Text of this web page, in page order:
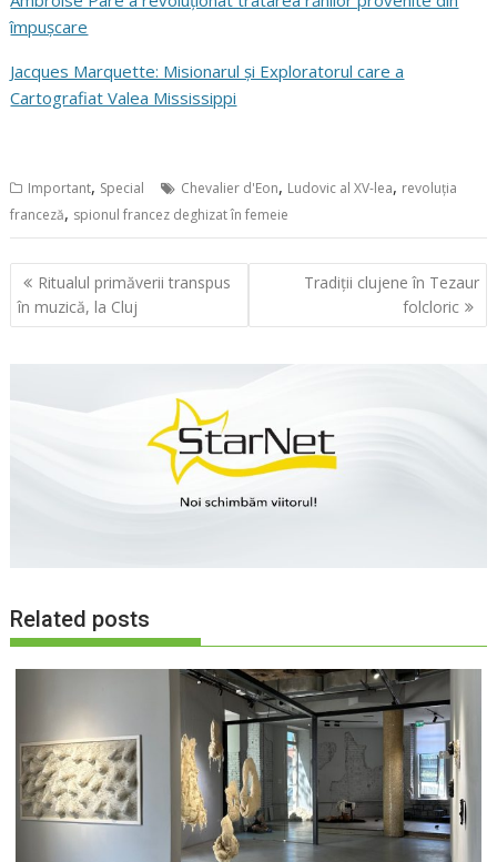
împușcare
Jacques Marquette: Misionarul și Exploratorul care a
Cartografiat Valea Mississippi
Important, Special Chevalier d'Eon, Ludovic al XV-lea, revoluția
franceză, spionul francez deghizat în femeie
Navigare
în
articole
Ritualul primăverii transpus
în muzică, la Cluj
Tradiții clujene în Tezaur
folcloric
Related posts